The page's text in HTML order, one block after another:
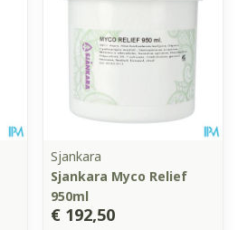
Sjankara
Sjankara Myco Relief
950ml
€ 192,50